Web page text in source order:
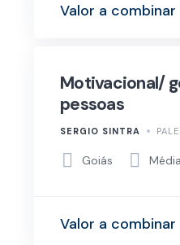
Valor a combinar
Motivacional/
pessoas
SERGIO SINTRA
Goiás
Valor a combinar